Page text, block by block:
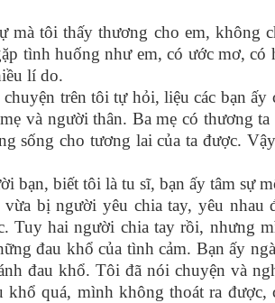
mà tôi thấy thương cho em, không
tình huống như em, có ước mơ,
lí do.
trên tôi tự hỏi, liệu các bạn
và người thân. Ba mẹ có thương
sống cho tương lai của ta được.
bạn, biết tôi là tu sĩ, bạn ấy tâm sự
bị người yêu chia tay, yêu
Tuy hai người chia tay rồi, nhưng
đau khổ của tình cảm. Bạn ấy
đau khổ. Tôi đã nói chuyện và
khổ quá, mình không thoát ra